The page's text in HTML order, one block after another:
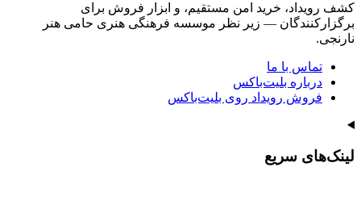
کشف رویداد، خرید امن مستقیم، و ابزار فروش برای
برگزارکنندگان — زیر نظر موسسه فرهنگی هنری حامی هنر
نارنجی.
تماس با ما
درباره بلیت‌باکس
فروش رویداد روی بلیت‌باکس
لینک‌های سریع